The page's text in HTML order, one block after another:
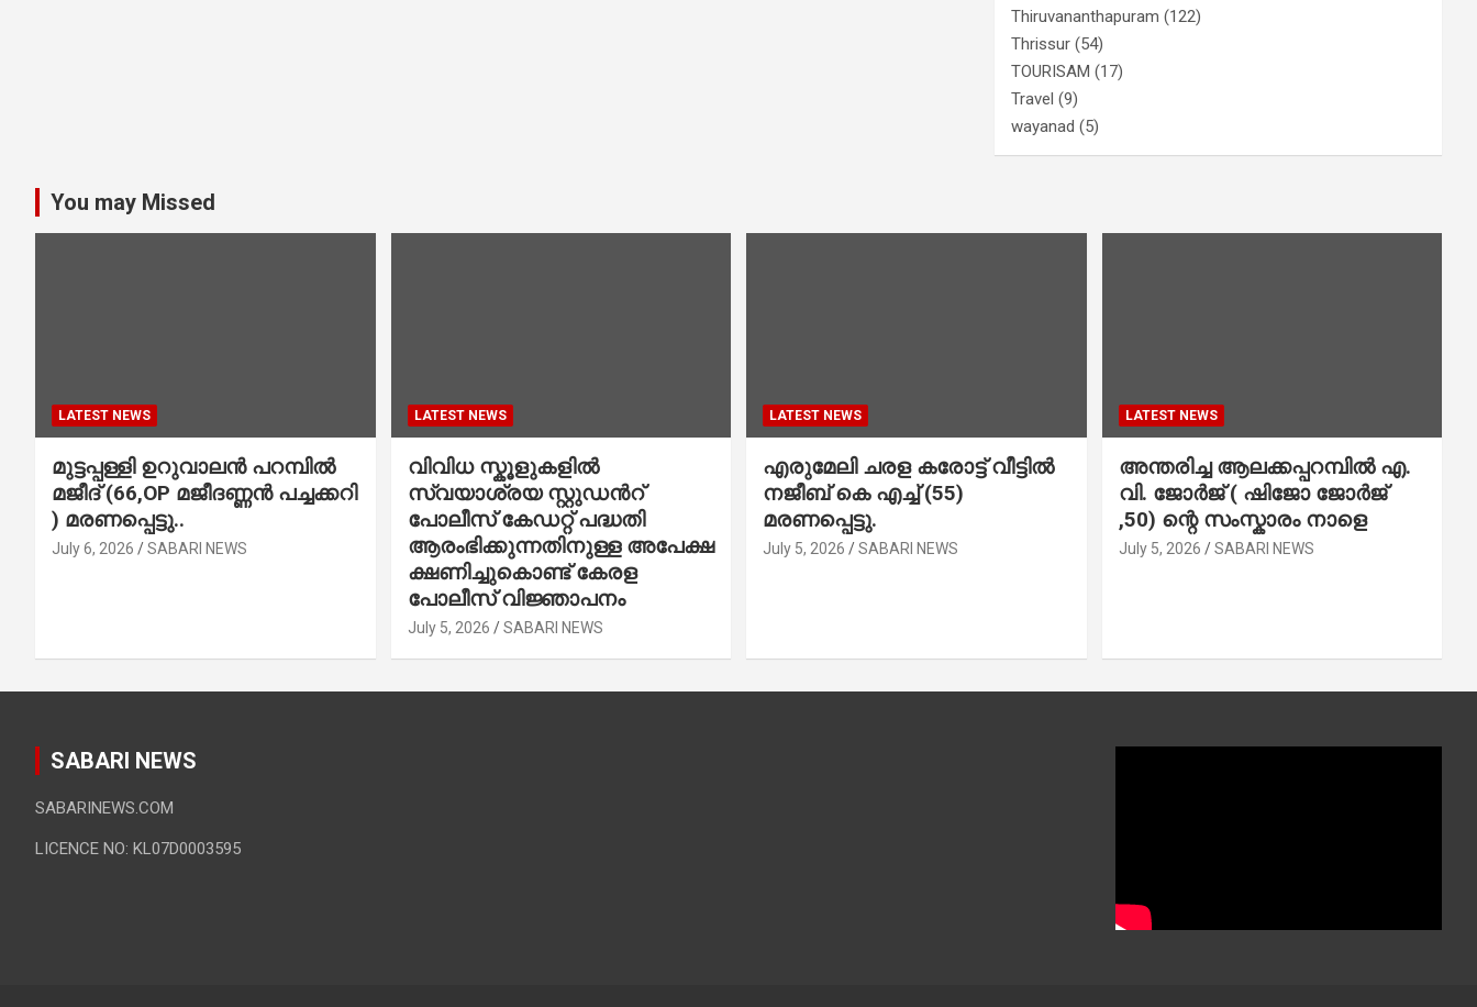
Thiruvananthapuram (122)
Thrissur (54)
TOURISAM (17)
Travel (9)
wayanad (5)
You may Missed
LATEST NEWS
മുട്ടപ്പള്ളി ഉറുവാലൻ പറമ്പിൽ
മജീദ് (66,OP മജീദണ്ണൻ പച്ചക്കറി
) മരണപ്പെട്ടു..
July 6, 2026 SABARI NEWS
LATEST NEWS
വിവിധ സ്കൂളുകളില്‍
സ്വയാശ്രയ സ്റ്റുഡന്‍റ്
പോലീസ് കേഡറ്റ് പദ്ധതി
ആരംഭിക്കുന്നതിനുള്ള അപേക്ഷ
ക്ഷണിച്ചുകൊണ്ട് കേരള
പോലീസ് വിജ്ഞാപനം
July 5, 2026 SABARI NEWS
LATEST NEWS
എരുമേലി ചരള കരോട്ട് വീട്ടിൽ
നജീബ് കെ എച്ച് (55)
മരണപ്പെട്ടു.
July 5, 2026 SABARI NEWS
LATEST NEWS
അന്തരിച്ച ആ​ല​ക്ക​പ്പ​റമ്പിൽ​ എ.​
വി. ജോ​ർ​ജ് ( ഷിജോ ജോർജ്
,50) ന്റെ സംസ്കാരം നാളെ
July 5, 2026 SABARI NEWS
SABARI NEWS
SABARINEWS.COM
LICENCE NO: KL07D0003595